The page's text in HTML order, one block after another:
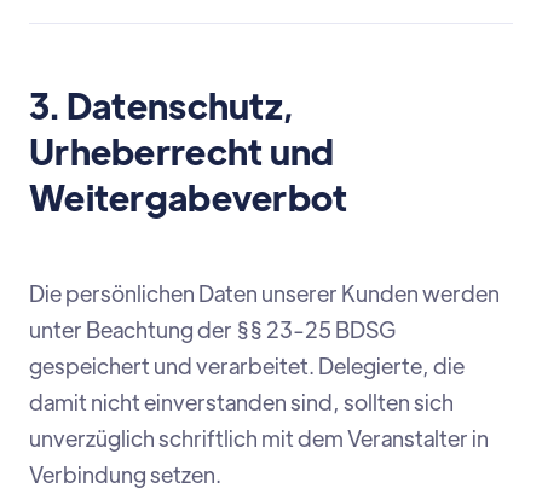
3. Datenschutz,
Urheberrecht und
Weitergabeverbot
Die persönlichen Daten unserer Kunden werden
unter Beachtung der §§ 23-25 BDSG
gespeichert und verarbeitet. Delegierte, die
damit nicht einverstanden sind, sollten sich
unverzüglich schriftlich mit dem Veranstalter in
Verbindung setzen.